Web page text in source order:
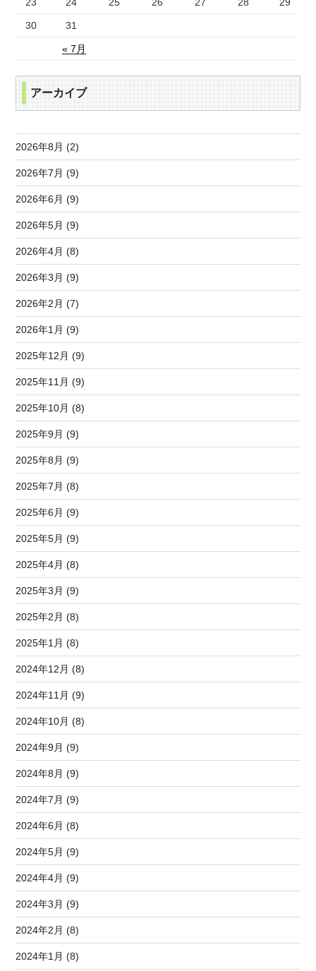
« 7月
23 24 25 26 27 28 29
30 31
アーカイブ
2026年8月 (2)
2026年7月 (9)
2026年6月 (9)
2026年5月 (9)
2026年4月 (8)
2026年3月 (9)
2026年2月 (7)
2026年1月 (9)
2025年12月 (9)
2025年11月 (9)
2025年10月 (8)
2025年9月 (9)
2025年8月 (9)
2025年7月 (8)
2025年6月 (9)
2025年5月 (9)
2025年4月 (8)
2025年3月 (9)
2025年2月 (8)
2025年1月 (8)
2024年12月 (8)
2024年11月 (9)
2024年10月 (8)
2024年9月 (9)
2024年8月 (9)
2024年7月 (9)
2024年6月 (8)
2024年5月 (9)
2024年4月 (9)
2024年3月 (9)
2024年2月 (8)
2024年1月 (8)